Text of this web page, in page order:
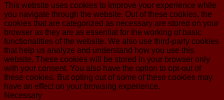
This website uses cookies to improve your experience while
you navigate through the website. Out of these cookies, the
cookies that are categorized as necessary are stored on your
browser as they are as essential for the working of basic
functionalities of the website. We also use third-party cookies
that help us analyze and understand how you use this
website. These cookies will be stored in your browser only
with your consent. You also have the option to opt-out of
these cookies. But opting out of some of these cookies may
have an effect on your browsing experience.
Necessary